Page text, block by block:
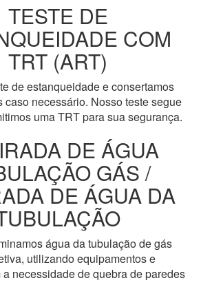
TESTE DE
COM
TRT (ART)
de estanqueidade e consertamos
caso necessário. Nosso teste segue
uma TRT para sua segurança.
DE ÁGUA
GÁS /
DE ÁGUA DA
água da tubulação de gás
utilizando equipamentos e
necessidade de quebra de paredes